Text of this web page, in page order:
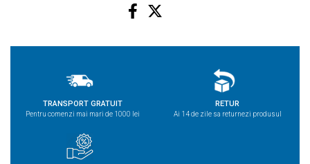
TRANSPORT GRATUIT
Pentru comenzi mai mari de 1000 lei
RETUR
Ai 14 de zile sa returnezi produsul